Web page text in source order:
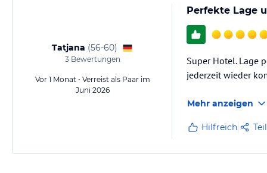
Tatjana (56-60)
3Bewertungen
Vor 1 Monat • Verreist als Paar im
Juni 2026
Perfekte Lage
Super Hotel. Lage
jederzeit wieder
Mehr anzeigen
Hilfreich